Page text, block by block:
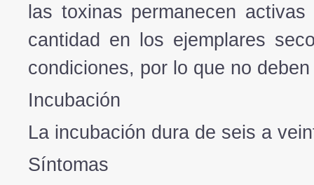
las toxinas permanecen
cantidad en los ejemplares
condiciones, por lo que no
Incubación
La incubación dura de seis a
Síntomas